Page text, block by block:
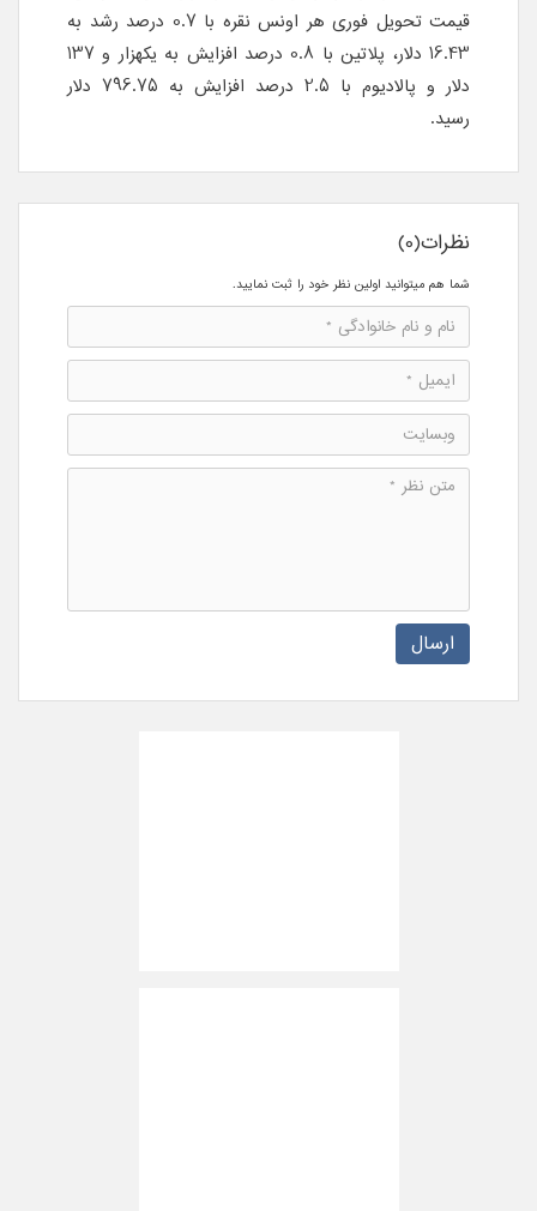
قیمت تحویل فوری هر اونس نقره با 0.7 درصد رشد به
16.43 دلار، پلاتین با 0.8 درصد افزایش به یکهزار و 137
دلار و پالادیوم با 2.5 درصد افزایش به 796.75 دلار
رسید.
نظرات(0)
شما هم میتوانید اولین نظر خود را ثبت نمایید.
ارسال